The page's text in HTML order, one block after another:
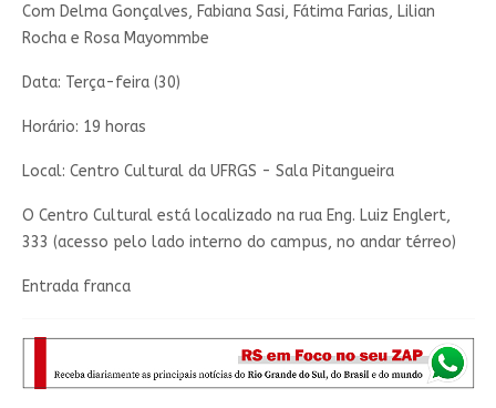
Com Delma Gonçalves, Fabiana Sasi, Fátima Farias, Lilian
Rocha e Rosa Mayommbe
Data: Terça-feira (30)
Horário: 19 horas
Local: Centro Cultural da UFRGS - Sala Pitangueira
O Centro Cultural está localizado na rua Eng. Luiz Englert,
333 (acesso pelo lado interno do campus, no andar térreo)
Entrada franca